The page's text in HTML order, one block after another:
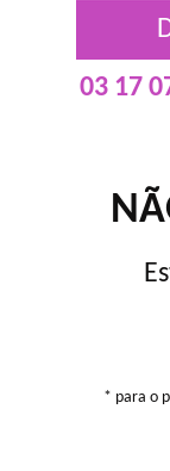
03 17
* para o